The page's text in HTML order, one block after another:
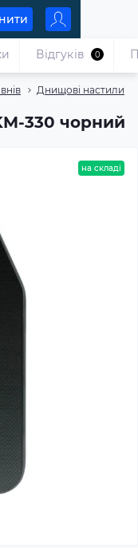
Днищові настили
330 чорний
Відгуків 0
на складі